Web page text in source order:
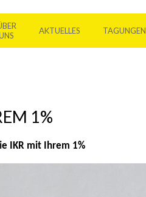
AKTUELLES TAGUNGEN
1%
IKR mit Ihrem 1%